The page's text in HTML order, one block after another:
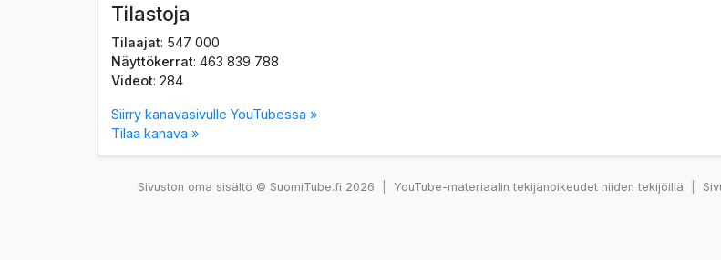
Tilastoja
Tilaajat: 547 000
Näyttökerrat: 463 839 788
Videot: 284
Siirry kanavasivulle YouTubessa »
Tilaa kanava »
Sivuston oma sisältö © SuomiTube.fi 2026 YouTube-materiaalin tekijänoikeudet niiden tekijöillä